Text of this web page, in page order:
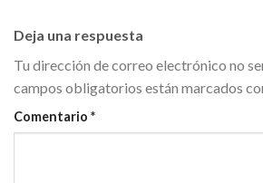
Deja una respuesta
Tu dirección de correo electrónico no
campos obligatorios están marcados
Comentario *